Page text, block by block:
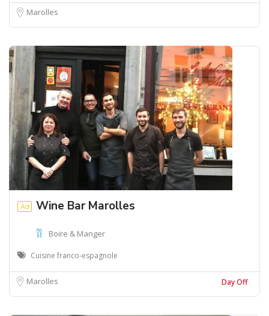
Marolles
Ad Wine Bar Marolles
Boire & Manger
Cuisine franco-espagnole
Marolles Day Off